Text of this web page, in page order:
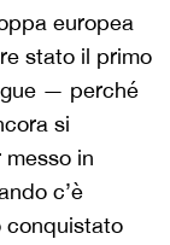
europea
stato il primo
— perché
si
in
c’è
conquistato